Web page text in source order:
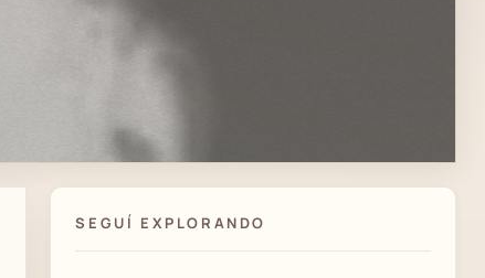
SEGUÍ EXPLORANDO